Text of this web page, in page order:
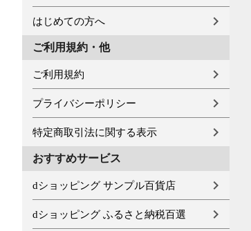
はじめての方へ
ご利用規約・他
ご利用規約
プライバシーポリシー
特定商取引法に関する表示
おすすめサービス
dショッピング サンプル百貨店
dショッピング ふるさと納税百選